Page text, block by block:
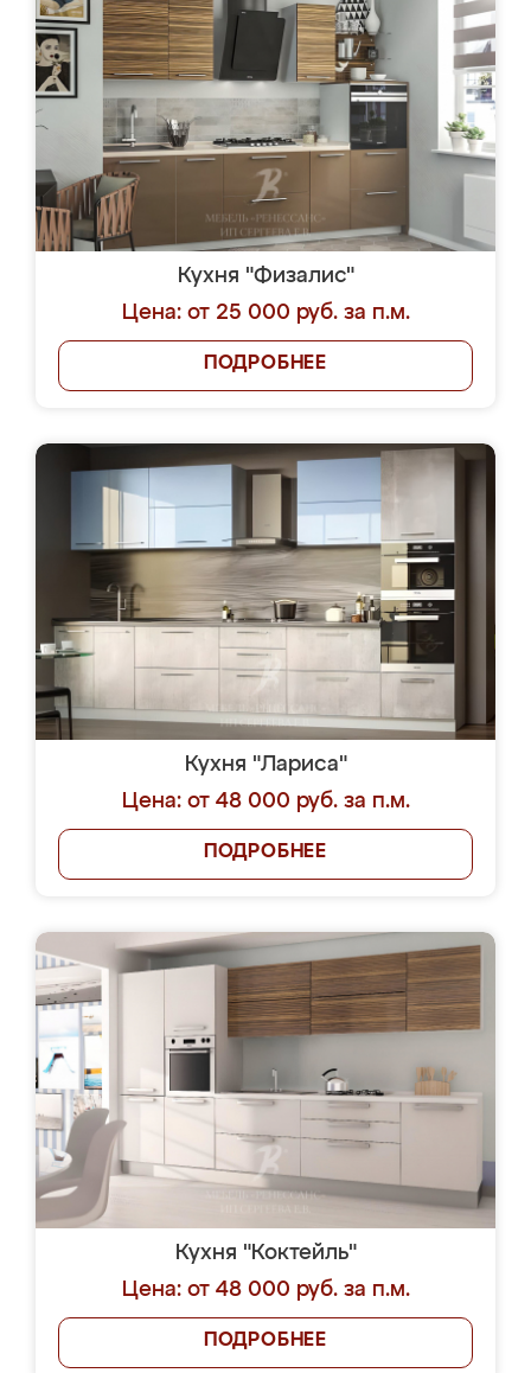
Кухня "Физалис"
Цена: от 25 000 руб. за п.м.
ПОДРОБНЕЕ
Кухня "Лариса"
Цена: от 48 000 руб. за п.м.
ПОДРОБНЕЕ
Кухня "Коктейль"
Цена: от 48 000 руб. за п.м.
ПОДРОБНЕЕ